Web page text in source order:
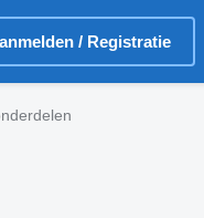
/ Registratie